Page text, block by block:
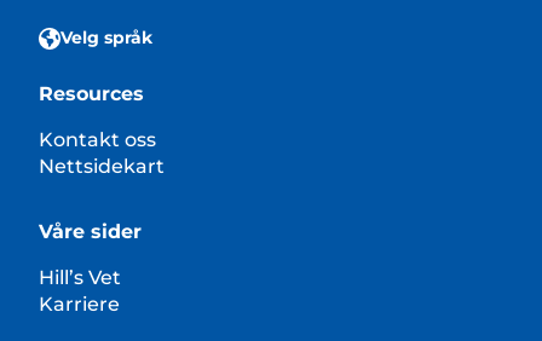
Velg språk
Resources
Kontakt oss
Nettsidekart
Våre sider
Hill’s Vet
Karriere